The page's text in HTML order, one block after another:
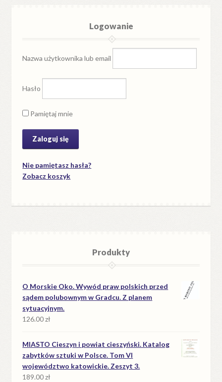
Logowanie
Nazwa użytkownika lub email
Hasło
Pamiętaj mnie
Nie pamiętasz hasła?
Zobacz koszyk
Produkty
O Morskie Oko. Wywód praw polskich przed
sądem polubownym w Gradcu. Z planem
sytuacyjnym.
126.00zł
MIASTO Cieszyn i powiat cieszyński. Katalog
zabytków sztuki w Polsce. Tom VI
województwo katowickie. Zeszyt 3.
189.00zł